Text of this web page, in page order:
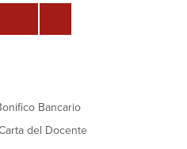
Bancario
del Docente